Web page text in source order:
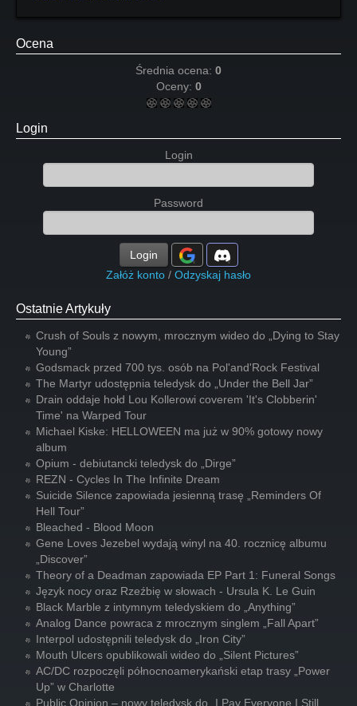
Ocena
Średnia ocena: 0
Oceny: 0
Login
Login
Password
Login
Załóż konto / Odzyskaj hasło
Ostatnie Artykuły
Crush of Souls z nowym, mrocznym wideo do „Dying to Stay
Young”
Godsmack przed 700 tys. osób na Pol'and'Rock Festival
The Martyr udostępnia teledysk do „Under the Bell Jar”
Drain oddaje hołd Lou Kollerowi coverem 'It's Clobberin'
Time' na Warped Tour
Michael Kiske: HELLOWEEN ma już w 90% gotowy nowy
album
Opium - debiutancki teledysk do „Dirge”
REZN - Cycles In The Infinite Dream
Suicide Silence zapowiada jesienną trasę „Reminders Of
Hell Tour”
Bleached - Blood Moon
Gene Loves Jezebel wydają winyl na 40. rocznicę albumu
„Discover”
Theory of a Deadman zapowiada EP Part 1: Funeral Songs
Język nocy oraz Rzeźbię w słowach - Ursula K. Le Guin
Black Marble z intymnym teledyskiem do „Anything”
Analog Dance powraca z mrocznym singlem „Fall Apart”
Interpol udostępnili teledysk do „Iron City”
Mouth Ulcers opublikowali wideo do „Silent Pictures”
AC/DC rozpoczęli północnoamerykański etap trasy „Power
Up” w Charlotte
Public Opinion – nowy teledysk do „I Pay Everyone I Still